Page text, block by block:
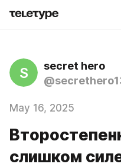
S
secret hero
May 16, 2025
слишком